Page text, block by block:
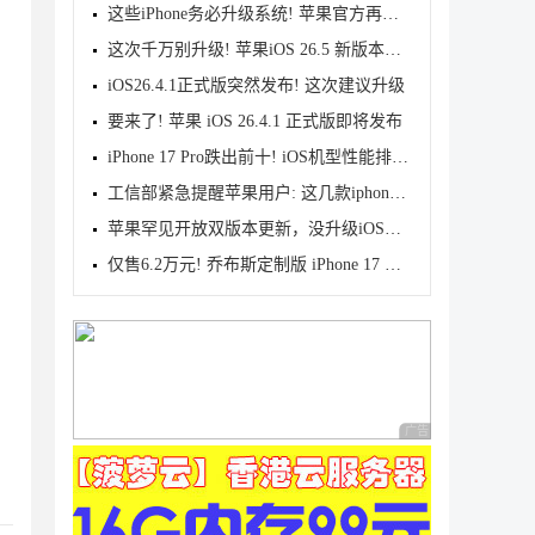
这些iPhone务必升级系统! 苹果官方再次发布警告
这次千万别升级! 苹果iOS 26.5 新版本发布
iOS26.4.1正式版突然发布! 这次建议升级
要来了! 苹果 iOS 26.4.1 正式版即将发布
iPhone 17 Pro跌出前十! iOS机型性能排行公布
工信部紧急提醒苹果用户: 这几款iphone手机尽快升级系
苹果罕见开放双版本更新，没升级iOS26的可选择iOS18
仅售6.2万元! 乔布斯定制版 iPhone 17 Pro 来了
广告 商业广告，理性